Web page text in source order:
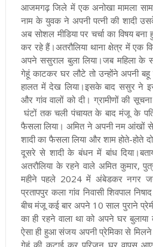
आजमगढ़ जिले में एक अनोखा मामला
नाम के युवक ने अपनी पत्नी की शादी
अब सोशल मीडिया पर चर्चा का विषय
कर रहे हैं।अतरौलिया थाना क्षेत्र में एक
अपने ससुराल बुला लिया।जब महिला के
गेहूं काटकर घर लौटे तो उन्होंने अपनी
हालत में देख लिया।इसके बाद ससुर ने
और गांव वालों को दी। ग्रामीणों की
घंटों तक चली पंचायत के बाद मंजू के पति
फैसला लिया। अमित ने अपनी नम आंखों
शादी का फैसला लिया और शाम होते-होते
दूसरे से शादी के बंधन में बांध दिया
अतरौलिया के रहने वाले अमित कुमार,
महीने पहले 2024 में अंबेडकर नगर
प्रतापपुर कला गांव निवासी शिवपाल
बीच मंजू कई बार अपने 10 साल पुराने
का ही रहने वाला था को अपने घर
ऐसा ही हुआ संजय अपनी प्रेमिका से
गेहूं की कटाई कर परिजन घर वापस